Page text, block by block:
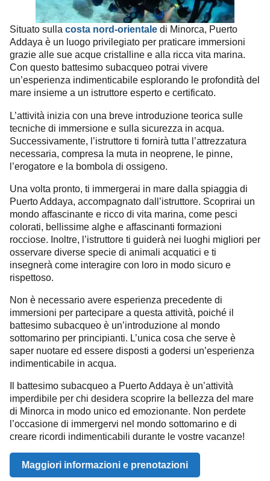
Situato sulla costa nord-orientale di Minorca, Puerto
Addaya è un luogo privilegiato per praticare immersioni
grazie alle sue acque cristalline e alla ricca vita marina.
Con questo battesimo subacqueo potrai vivere
un’esperienza indimenticabile esplorando le profondità del
mare insieme a un istruttore esperto e certificato.
L’attività inizia con una breve introduzione teorica sulle
tecniche di immersione e sulla sicurezza in acqua.
Successivamente, l’istruttore ti fornirà tutta l’attrezzatura
necessaria, compresa la muta in neoprene, le pinne,
l’erogatore e la bombola di ossigeno.
Una volta pronto, ti immergerai in mare dalla spiaggia di
Puerto Addaya, accompagnato dall’istruttore. Scoprirai un
mondo affascinante e ricco di vita marina, come pesci
colorati, bellissime alghe e affascinanti formazioni
rocciose. Inoltre, l’istruttore ti guiderà nei luoghi migliori per
osservare diverse specie di animali acquatici e ti
insegnerà come interagire con loro in modo sicuro e
rispettoso.
Non è necessario avere esperienza precedente di
immersioni per partecipare a questa attività, poiché il
battesimo subacqueo è un’introduzione al mondo
sottomarino per principianti. L’unica cosa che serve è
saper nuotare ed essere disposti a godersi un’esperienza
indimenticabile in acqua.
Il battesimo subacqueo a Puerto Addaya è un’attività
imperdibile per chi desidera scoprire la bellezza del mare
di Minorca in modo unico ed emozionante. Non perdete
l’occasione di immergervi nel mondo sottomarino e di
creare ricordi indimenticabili durante le vostre vacanze!
Maggiori informazioni e prenotazioni